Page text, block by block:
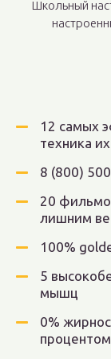
Школьный
12 самых
техника
8 (800)
20
лишним
100%
5
мышц
0%